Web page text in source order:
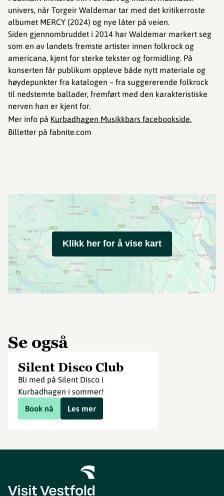
univers, når Torgeir Waldemar tar med det kritikerroste
albumet MERCY (2024) og nye låter på veien.
Siden gjennombruddet i 2014 har Waldemar markert seg
som en av landets fremste artister innen folkrock og
americana, kjent for sterke tekster og formidling. På
konserten får publikum oppleve både nytt materiale og
høydepunkter fra katalogen – fra suggererende folkrock
til nedstemte ballader, fremført med den karakteristiske
nerven han er kjent for.
Mer info på Kurbadhagen Musikkbars facebookside.
Billetter på fabnite.com
Klikk her for å vise kart
Se også
Silent Disco Club
Bli med på Silent Disco i
Kurbadhagen i sommer!
Book nå
Les mer